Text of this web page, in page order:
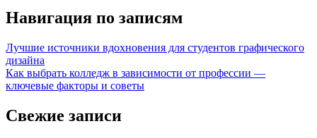
Навигация по записям
Лучшие источники вдохновения для студентов графического
дизайна
Как выбрать колледж в зависимости от профессии —
ключевые факторы и советы
Свежие записи